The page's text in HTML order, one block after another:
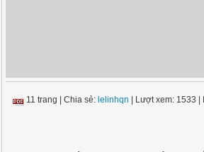
11 trang |Chia sẻ: lelinhqn | Lượt xem: 1533